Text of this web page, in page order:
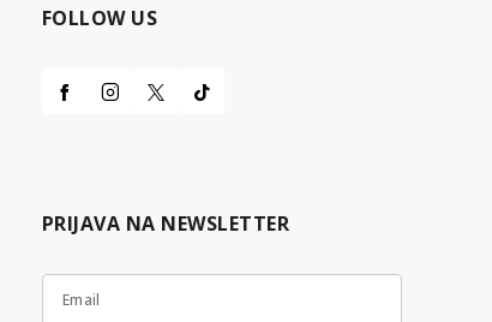
FOLLOW US
PRIJAVA NA NEWSLETTER
Email